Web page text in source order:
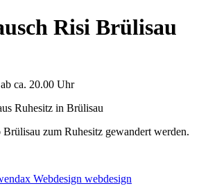
Risi Brülisau
ca. 20.00 Uhr
Ruhesitz in Brülisau
zum Ruhesitz gewandert werden.
webdesign